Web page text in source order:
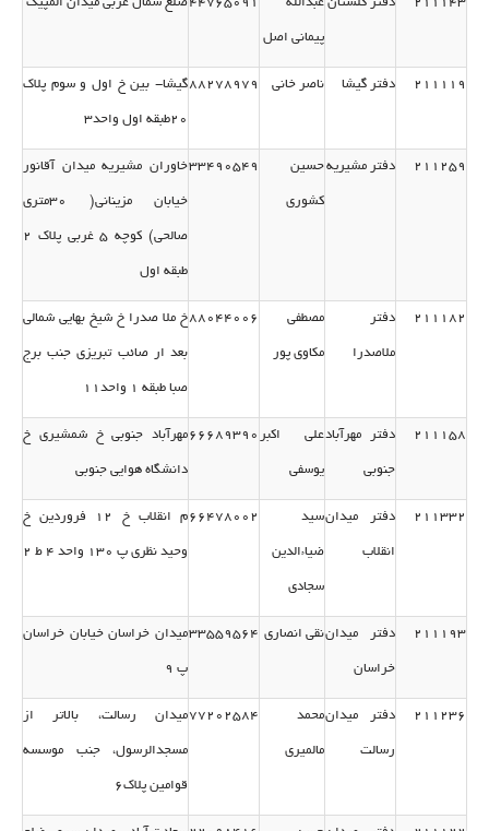
پیمانی اصل
211119 دفتر گیشا ناصر خانی 88278979گیشا- بین خ اول و سوم پلاك
20طبقه اول واحد3
211259 دفتر مشیریهحسین
كشوری
33490549خاوران مشیریه میدان آقانور
خیابان مزینانی( 30متری
صالحی) كوچه 5 غربی پلاك 2
طبقه اول
211182 دفتر
ملاصدرا
مصطفی
مكاوی پور
88044006خ ملا صدرا خ شیخ بهایی شمالی
بعد ار صائب تبریزی جنب برج
صبا طبقه 1 واحد11
211158 دفتر مهرآباد
جنوبی
علی اكبر
یوسفی
66689390مهرآباد جنوبی خ شمشیری خ
دانشگاه هوایی جنوبی
211332 دفتر میدان
انقلاب
سید
ضیاءالدین
سجادی
66478002 م انقلاب خ 12 فروردین خ
وحید نظری پ 130 واحد 4 ط 2
211193 دفتر میدان
خراسان
نقی انصاری 33559564میدان خراسان خیابان خراسان
پ 9
211236 دفتر میدان
رسالت
محمد
مالمیری
77202584میدان رسالت، بالاتر از
مسجدالرسول، جنب موسسه
قوامین پلاك6